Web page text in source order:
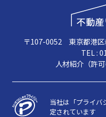
〒107-0052 東京都港区
TEL :
人材紹介（許
当社は「プライバ
定されています